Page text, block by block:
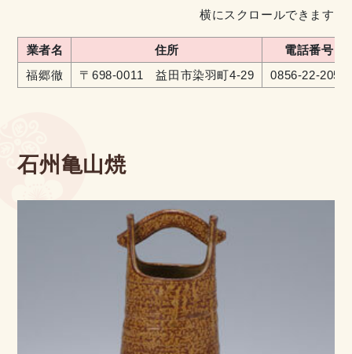
横にスクロールできます
業者名 住所
電話番号
福郷徹
〒698-0011 益田市染羽町4-29 0856-22-2056
石州亀山焼